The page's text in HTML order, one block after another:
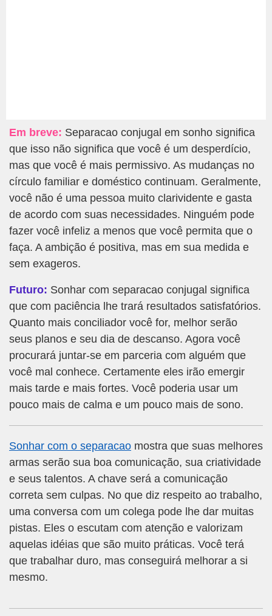
Em breve: Separacao conjugal em sonho significa
que isso não significa que você é um desperdício,
mas que você é mais permissivo. As mudanças no
círculo familiar e doméstico continuam. Geralmente,
você não é uma pessoa muito clarividente e gasta
de acordo com suas necessidades. Ninguém pode
fazer você infeliz a menos que você permita que o
faça. A ambição é positiva, mas em sua medida e
sem exageros.
Futuro: Sonhar com separacao conjugal significa
que com paciência lhe trará resultados satisfatórios.
Quanto mais conciliador você for, melhor serão
seus planos e seu dia de descanso. Agora você
procurará juntar-se em parceria com alguém que
você mal conhece. Certamente eles irão emergir
mais tarde e mais fortes. Você poderia usar um
pouco mais de calma e um pouco mais de sono.
Sonhar com o separacao mostra que suas melhores
armas serão sua boa comunicação, sua criatividade
e seus talentos. A chave será a comunicação
correta sem culpas. No que diz respeito ao trabalho,
uma conversa com um colega pode lhe dar muitas
pistas. Eles o escutam com atenção e valorizam
aquelas idéias que são muito práticas. Você terá
que trabalhar duro, mas conseguirá melhorar a si
mesmo.